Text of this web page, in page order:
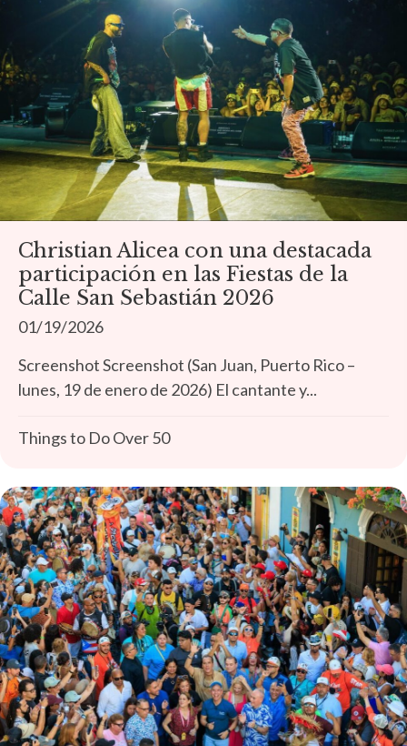
Christian Alicea con una destacada
participación en las Fiestas de la
Calle San Sebastián 2026
01/19/2026
Screenshot Screenshot (San Juan, Puerto Rico –
lunes, 19 de enero de 2026) El cantante y...
Things to Do Over 50